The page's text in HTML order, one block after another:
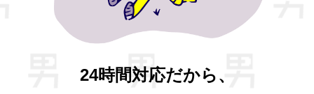
24時間対応だから、